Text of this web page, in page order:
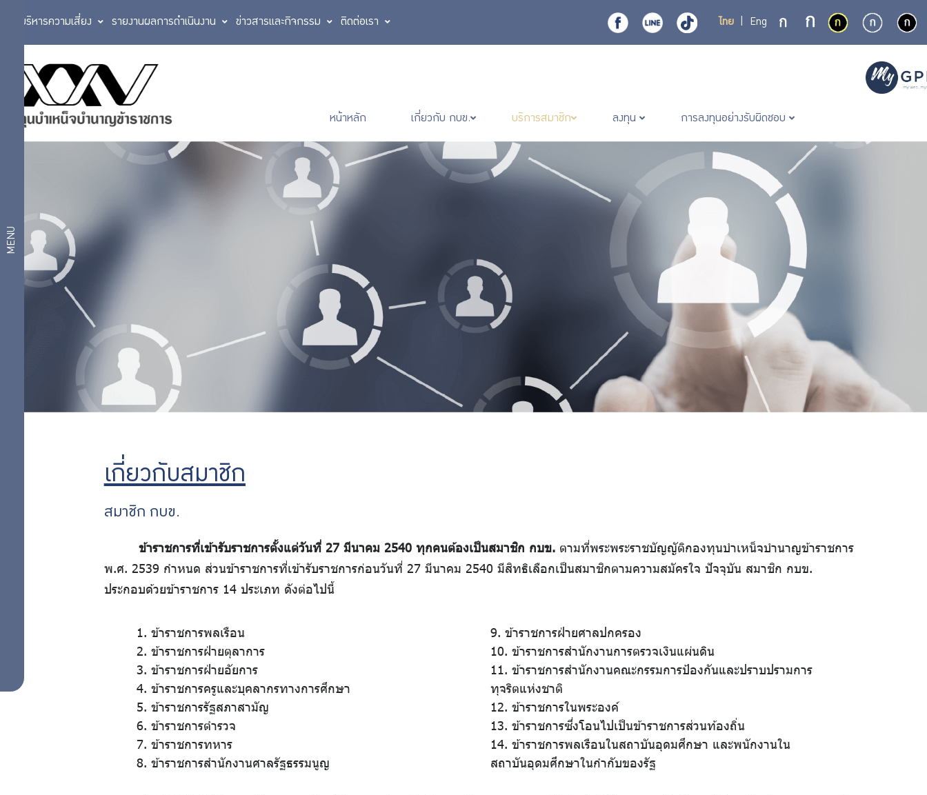
ไทย Eng
การบริหารความเสี่ยง รายงานผลการดำเนินงาน ข่าวสารและกิจกรรม ติดต่อเรา
หน้าหลัก เกี่ยวกับ กบข. บริการสมาชิก ลงทุน การลงทุนอย่างรับผิดชอบ
MENU
สมาชิก
ลงทุน
ออม
เพิ่ม
สมาชิก
ออม
การ
สมาชิก
ภาพ
วิธีตรวจ
ตนเอง
เงิน
สมาชิกพ้น
สภาพ
เกี่ยวกับสมาชิก
สมาชิก กบข.
ข้าราชการที่เข้ารับราชการตั้งแต่วันที่ 27 มีนาคม 2540 ทุกคนต้องเป็นสมาชิก กบข.ตามที่พระพระราชบัญญัติกองทุนบำเหน็จบำนาญข้าราชการ
พ.ศ. 2539 กำหนด ส่วนข้าราชการที่เข้ารับราชการก่อนวันที่ 27 มีนาคม 2540 มีสิทธิเลือกเป็นสมาชิกตามความสมัครใจ ปัจจุบัน สมาชิก กบข.
ประกอบด้วยข้าราชการ 14 ประเภท ดังต่อไปนี้
1. ข้าราชการพลเรือน
2. ข้าราชการฝ่ายตุลาการ
3. ข้าราชการฝ่ายอัยการ
4. ข้าราชการครูและบุคลากรทางการศึกษา
5. ข้าราชการรัฐสภาสามัญ
6. ข้าราชการตำรวจ
7. ข้าราชการทหาร
8. ข้าราชการสำนักงานศาลรัฐธรรมนูญ
9. ข้าราชการฝ่ายศาลปกครอง
10. ข้าราชการสำนักงานการตรวจเงินแผ่นดิน
11. ข้าราชการสำนักงานคณะกรรมการป้องกันและปราบปรามการ
ทุจริตแห่งชาติ
12. ข้าราชการในพระองค์
13. ข้าราชการซึ่งโอนไปเป็นข้าราชการส่วนท้องถิ่น
14. ข้าราชการพลเรือนในสถาบันอุดมศึกษา และพนักงานใน
สถาบันอุดมศึกษาในกำกับของรัฐ